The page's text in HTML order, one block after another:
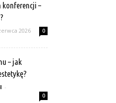
–
2026 0
– jak
-
0